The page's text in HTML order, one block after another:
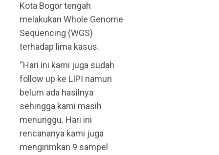
Kota Bogor tengah
melakukan Whole Genome
Sequencing (WGS)
terhadap lima kasus.
“Hari ini kami juga sudah
follow up ke LIPI namun
belum ada hasilnya
sehingga kami masih
menunggu. Hari ini
rencananya kami juga
mengirimkan 9 sampel